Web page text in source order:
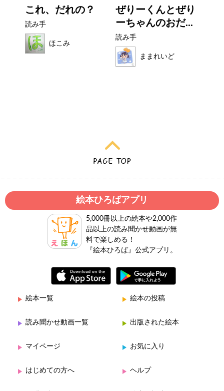
これ、だれの？
読み手
ほこみ
ぜりーくんとぜり
ーちゃんのおだ...
読み手
ままれいど
絵本ひろばアプリ
5,000冊以上の絵本や2,000作
品以上の読み聞かせ動画が無
料で楽しめる！
『絵本ひろば』公式アプリ。
絵本一覧 絵本の投稿
読み聞かせ動画一覧 出版された絵本
マイページ お気に入り
はじめての方へ ヘルプ